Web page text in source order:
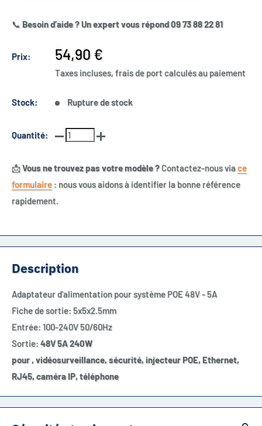
📞 Besoin d’aide ? Un expert vous répond 09 73 88 22 81
Prix:
Prix
réduit
54,90 €
Taxes incluses, frais de port calculés au paiement
Stock: Rupture de stock
Quantité:
📩Vous ne trouvez pas votre modèle ?Contactez-nous viace
formulaire : nous vous aidons à identifier la bonne référence
rapidement.
Description
Adaptateur d'alimentation pour système POE 48V - 5A
Fiche de sortie: 5x5x2.5mm
Entrée: 100-240V 50/60Hz
Sortie: 48V 5A 240W
pour , vidéosurveillance, sécurité, injecteur POE, Ethernet,
RJ45, caméra IP, téléphone